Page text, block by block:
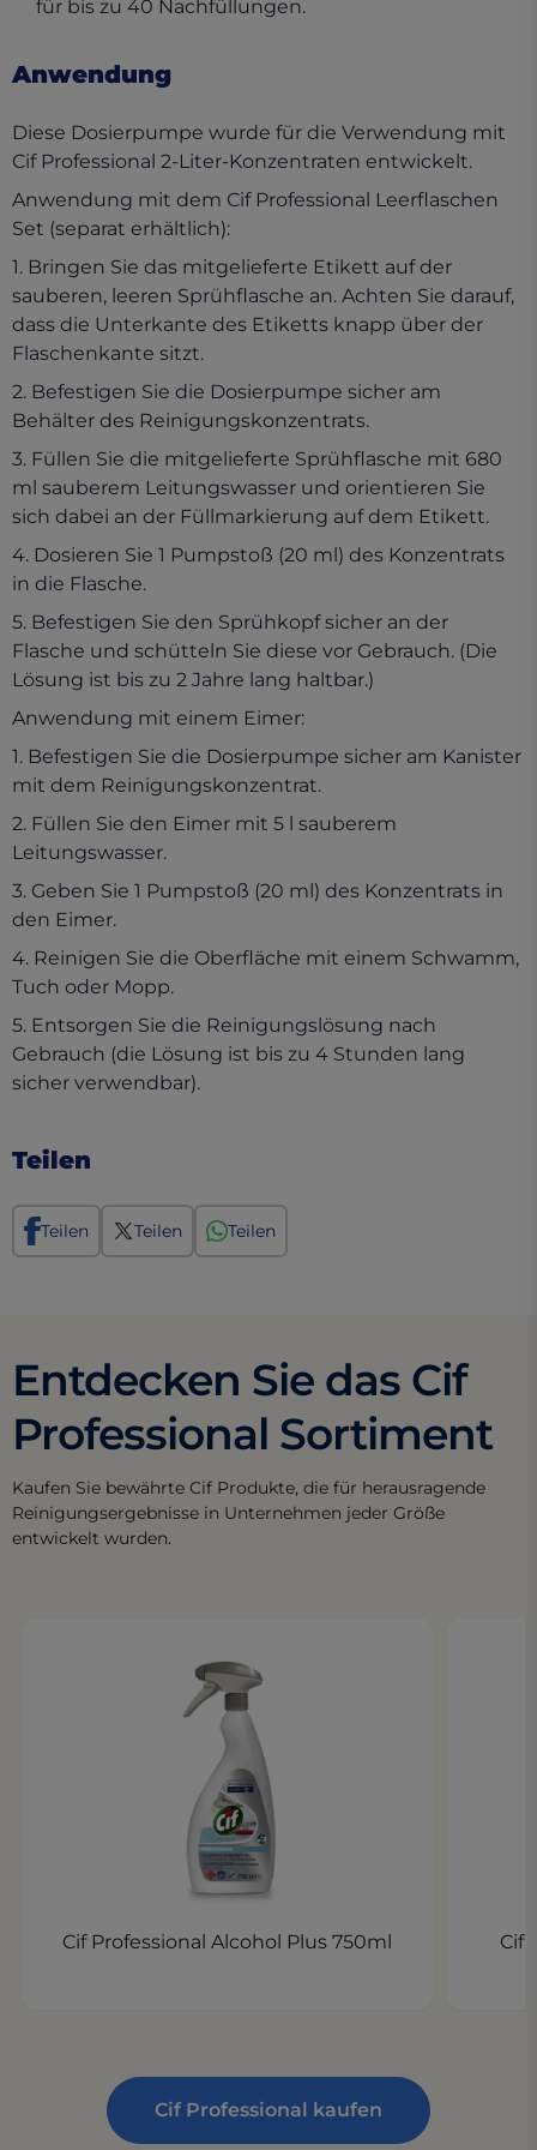
für bis zu 40 Nachfüllungen.
Anwendung
Diese Dosierpumpe wurde für die Verwendung mit
Cif Professional 2-Liter-Konzentraten entwickelt.
Anwendung mit dem Cif Professional Leerflaschen
Set (separat erhältlich):
1. Bringen Sie das mitgelieferte Etikett auf der
sauberen, leeren Sprühflasche an. Achten Sie darauf,
dass die Unterkante des Etiketts knapp über der
Flaschenkante sitzt.
2. Befestigen Sie die Dosierpumpe sicher am
Behälter des Reinigungskonzentrats.
3. Füllen Sie die mitgelieferte Sprühflasche mit 680
ml sauberem Leitungswasser und orientieren Sie
sich dabei an der Füllmarkierung auf dem Etikett.
4. Dosieren Sie 1 Pumpstoß (20 ml) des Konzentrats
in die Flasche.
5. Befestigen Sie den Sprühkopf sicher an der
Flasche und schütteln Sie diese vor Gebrauch. (Die
Lösung ist bis zu 2 Jahre lang haltbar.)
Anwendung mit einem Eimer:
1. Befestigen Sie die Dosierpumpe sicher am Kanister
mit dem Reinigungskonzentrat.
2. Füllen Sie den Eimer mit 5 l sauberem
Leitungswasser.
3. Geben Sie 1 Pumpstoß (20 ml) des Konzentrats in
den Eimer.
4. Reinigen Sie die Oberfläche mit einem Schwamm,
Tuch oder Mopp.
5. Entsorgen Sie die Reinigungslösung nach
Gebrauch (die Lösung ist bis zu 4 Stunden lang
sicher verwendbar).
Teilen
Teilen Teilen Teilen
Entdecken Sie das Cif
Professional Sortiment
Kaufen Sie bewährte Cif Produkte, die für herausragende
Reinigungsergebnisse in Unternehmen jeder Größe
entwickelt wurden.
Cif Professional Alcohol Plus 750ml Cif
Cif Professional kaufen